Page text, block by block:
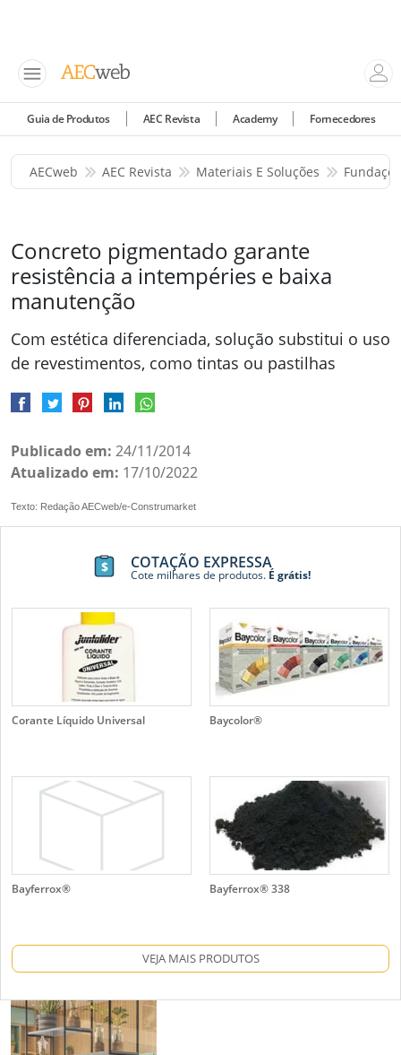
Guia de Produtos AEC Revista Academy Fornecedores
AECweb AEC Revista Materiais E Soluções
Concreto pigmentado garante
resistência a intempéries e baixa
manutenção
Com estética diferenciada, solução substitui o uso
de revestimentos, como tintas ou pastilhas
Publicado em: 24/11/2014
Atualizado em: 17/10/2022
Texto: Redação AECweb/e-Construmarket
COTAÇÃO EXPRESSA
Cote milhares de produtos.É grátis!
Corante Líquido Universal Baycolor®
Bayferrox® Bayferrox® 338
VEJA MAIS PRODUTOS